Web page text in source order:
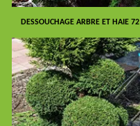
DESSOUCHAGE ARBRE ET HAIE 72